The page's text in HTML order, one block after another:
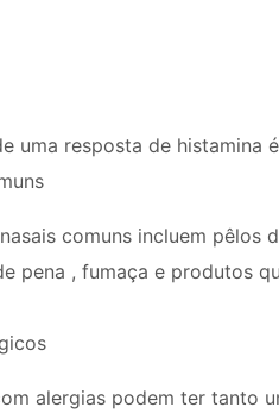
uma resposta de histamina
comuns incluem pêlos
pena , fumaça e produtos
alergias podem ter tanto